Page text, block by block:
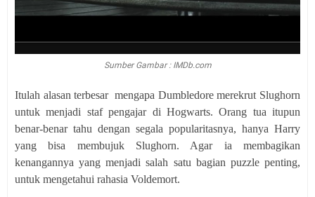
Sumber Gambar : IMDb.com
Itulah alasan terbesar mengapa Dumbledore merekrut Slughorn
untuk menjadi staf pengajar di Hogwarts. Orang tua itupun
benar-benar tahu dengan segala popularitasnya, hanya Harry
yang bisa membujuk Slughorn. Agar ia membagikan
kenangannya yang menjadi salah satu bagian puzzle penting,
untuk mengetahui rahasia Voldemort.